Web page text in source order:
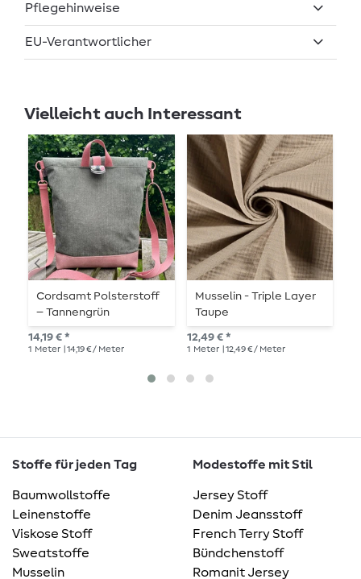
Pflegehinweise
EU-Verantwortlicher
Vielleicht auch Interessant
Cordsamt Polsterstoff
– Tannengrün
14,19 € *
1 Meter | 14,19 € / Meter
Musselin - Triple Layer
Taupe
12,49 € *
1 Meter | 12,49 € / Meter
Stoffe für jeden Tag
Baumwollstoffe
Leinenstoffe
Viskose Stoff
Sweatstoffe
Musselin
Modestoffe mit Stil
Jersey Stoff
Denim Jeansstoff
French Terry Stoff
Bündchenstoff
Romanit Jersey